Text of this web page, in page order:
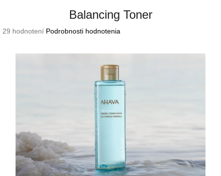
Balancing Toner
Priemerné
29 hodnotení Podrobnosti hodnotenia